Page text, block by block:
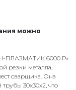
можно
ПЛАЗМАТИК 6000 Р»
резки металла,
сварщика. Она
30х30х2, что